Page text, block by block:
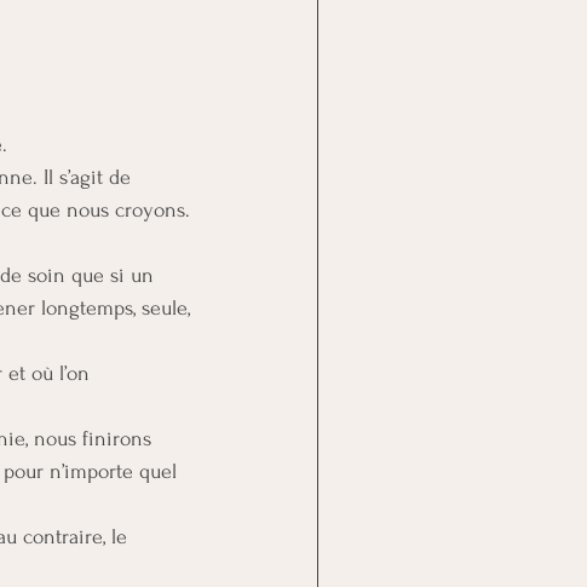
Il s’agit de
que nous croyons.
soin que si un
longtemps, seule,
et où l’on
nous finirons
n’importe quel
contraire, le